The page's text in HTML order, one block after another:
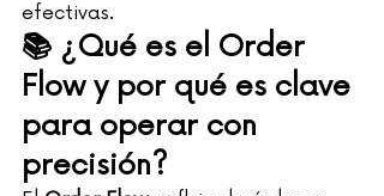
efectivas.
📚 ¿Qué es el Order
Flow y por qué es clave
para operar con
precisión?